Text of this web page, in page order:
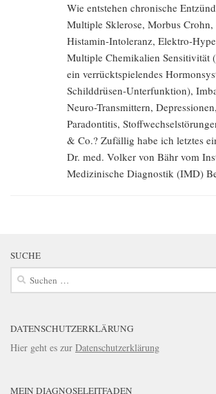
Wie entstehen chronische
Multiple Sklerose, Morbus
Histamin-Intoleranz, Elektro-
Multiple Chemikalien Sensitivität
ein verrücktspielendes
Schilddrüsen-Unterfunktion),
Neuro-Transmittern,
Paradontitis,
& Co.? Zufällig habe ich letztes
Dr. med. Volker von Bähr vom
Medizinische Diagnostik (IMD)
SUCHE
Suchen
nach:
DATENSCHUTZERKLÄRUNG
Hier geht es zur Datenschutzerklärung
MEIN DIAGNOSELEITFADEN